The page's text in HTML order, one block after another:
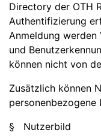
Directory der OTH
Authentifizierung
Anmeldung werden
und
können nicht von
Zusätzlich können
personenbezogene
§ Nutzerbild